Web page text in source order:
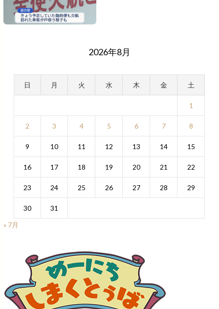
2026年8月
日 月 火 水 木 金 土
1
2 3 4 5 6 7 8
9 10 11 12 13 14 15
16 17 18 19 20 21 22
23 24 25 26 27 28 29
30
31
« 7月